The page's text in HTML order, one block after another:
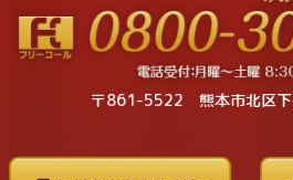
〒861-5522 熊本市北区